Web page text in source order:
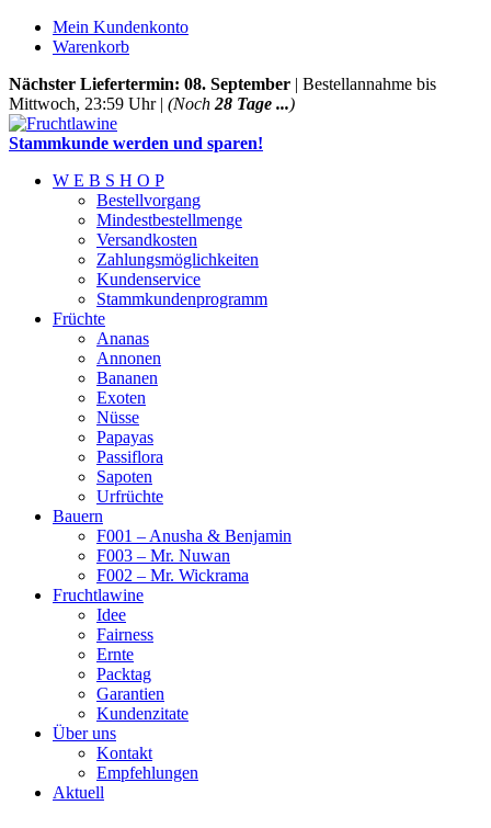
Mein Kundenkonto
Warenkorb
Nächster Liefertermin: 08. September | Bestellannahme bis
Mittwoch, 23:59 Uhr | (Noch 28 Tage ...)
Stammkunde werden und sparen!
W E B S H O P
Bestellvorgang
Mindestbestellmenge
Versandkosten
Zahlungsmöglichkeiten
Kundenservice
Stammkundenprogramm
Früchte
Ananas
Annonen
Bananen
Exoten
Nüsse
Papayas
Passiflora
Sapoten
Urfrüchte
Bauern
F001 – Anusha & Benjamin
F003 – Mr. Nuwan
F002 – Mr. Wickrama
Fruchtlawine
Idee
Fairness
Ernte
Packtag
Garantien
Kundenzitate
Über uns
Kontakt
Empfehlungen
Aktuell